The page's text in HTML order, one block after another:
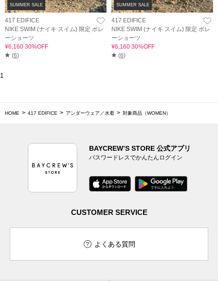
SUMMER SALE
417 EDIFICE
NIKE SWIM (ナイキ スイム) 限定 ボレ
ーショーツ
¥6,160 30%OFF
(6)
SUMMER SALE
417 EDIFICE
NIKE SWIM (ナイキ スイム) 限定 ボレ
ーショーツ
¥6,160 30%OFF
(6)
1
HOME 417 EDIFICE アンダーウェア／水着 対象商品（WOMEN）
BAYCREW’S STORE 公式アプリ
パスワードレスでかんたんログイン
CUSTOMER SERVICE
よくある質問